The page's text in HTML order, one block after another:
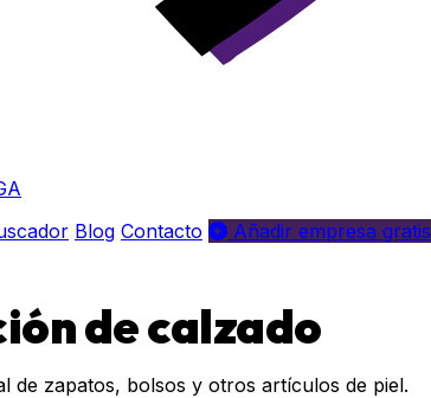
Blog Contacto Añadir empresa gratis
de calzado
de zapatos, bolsos y otros artículos de piel.